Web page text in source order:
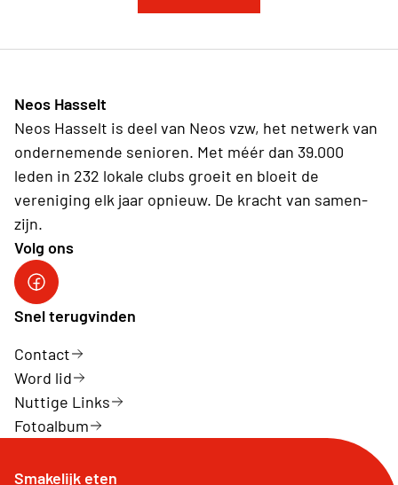
Neos Hasselt
Neos Hasselt is deel van Neos vzw, het netwerk van
ondernemende senioren. Met méér dan 39.000
leden in 232 lokale clubs groeit en bloeit de
vereniging elk jaar opnieuw. De kracht van samen-
zijn.
Volg ons
Neos Hasselt
Snel terugvinden
Contact
Word lid
Nuttige Links
Fotoalbum
Smakelijk eten